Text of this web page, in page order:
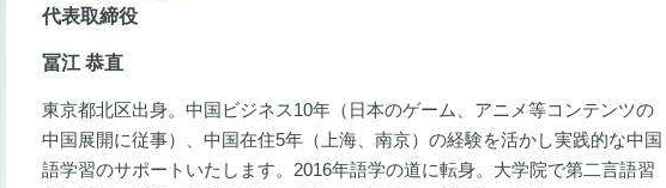
代表取締役
冨江 恭直
東京都北区出身。中国ビジネス10年（日本のゲーム、アニメ等コンテンツの
中国展開に従事）、中国在住5年（上海、南京）の経験を活かし実践的な中国
語学習のサポートいたします。2016年語学の道に転身。大学院で第二言語習